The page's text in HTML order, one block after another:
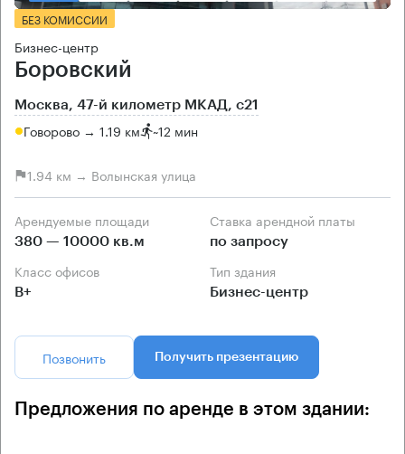
БЕЗ КОМИССИИ
Бизнес-центр
Боровский
Москва, 47-й километр МКАД, с21
Говорово → 1.19 км ~12 мин
1.94 км → Волынская улица
Арендуемые площади
380 — 10000 кв.м
Ставка арендной платы
по запросу
Класс офисов
B+
Тип здания
Бизнес-центр
Позвонить Получить презентацию
Предложения по аренде в этом здании: